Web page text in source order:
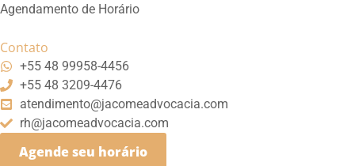
Agendamento de Horário
Contato
+55 48 99958-4456
+55 48 3209-4476
atendimento@jacomeadvocacia.com
rh@jacomeadvocacia.com
Agende seu horário